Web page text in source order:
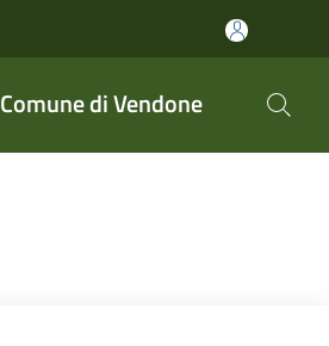
Comune di Vendone